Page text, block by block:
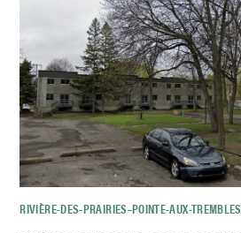
RIVIÈRE-DES-PRAIRIES–POINTE-AUX-TREMBLES